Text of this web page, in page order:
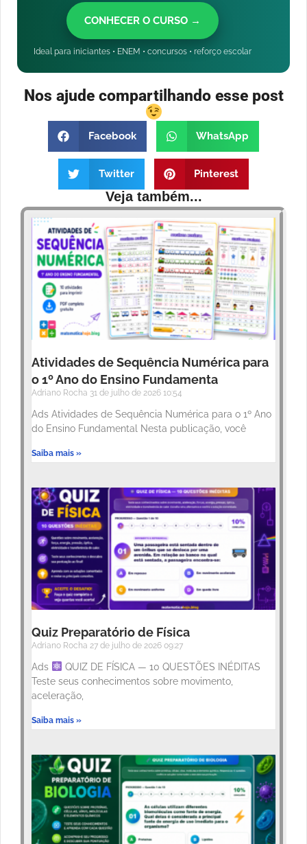
CONHECER O CURSO →
Ideal para iniciantes • ENEM • concursos • reforço escolar
Nos ajude compartilhando esse post
Facebook WhatsApp
Twitter Pinterest
Veja também...
Atividades de Sequência Numérica para
o 1º Ano do Ensino Fundamenta
Adriano Rocha 31 de julho de 2026 10:54
Ads Atividades de Sequência Numérica para o 1º Ano
do Ensino Fundamental Nesta publicação, você
Saiba mais »
Quiz Preparatório de Física
Adriano Rocha 27 de julho de 2026 09:27
Ads
QUIZ DE FÍSICA — 10 QUESTÕES INÉDITAS
Teste seus conhecimentos sobre movimento,
aceleração,
Saiba mais »